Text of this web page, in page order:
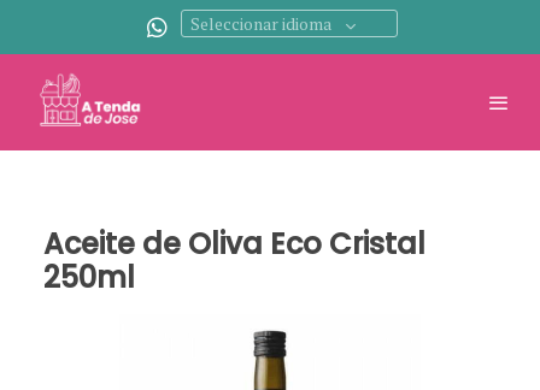
Seleccionar idioma
Aceite de Oliva Eco Cristal
250ml